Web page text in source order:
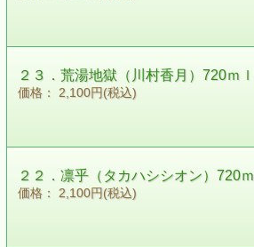
２３．荒湯地獄（川村香月）720ｍ
価格： 2,100円(税込)
２２．凛乎（タカハシシオン）720
価格： 2,100円(税込)